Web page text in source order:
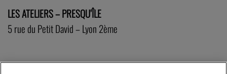
LES ATELIERS – PRESQU’ÎLE
5 rue du Petit David – Lyon 2ème